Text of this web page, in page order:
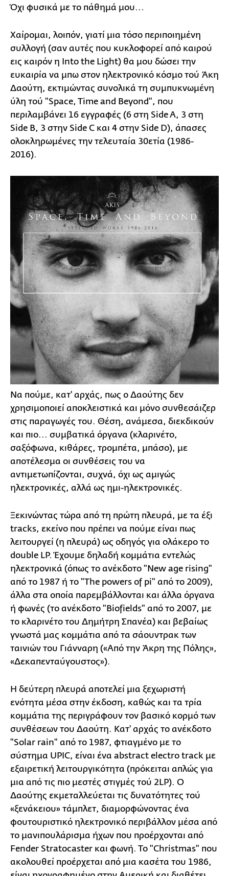
Όχι φυσικά με το πάθημά μου...
Χαίρομαι, λοιπόν, γιατί μια τόσο περιποιημένη
συλλογή (σαν αυτές που κυκλοφορεί από καιρού
εις καιρόν η Into the Light) θα μου δώσει την
ευκαιρία να μπω στον ηλεκτρονικό κόσμο τού Άκη
Δαούτη, εκτιμώντας συνολικά τη συμπυκνωμένη
ύλη τού "Space, Time and Beyond", που
περιλαμβάνει 16 εγγραφές (6 στη Side A, 3 στη
Side B, 3 στην Side C και 4 στην Side D), άπασες
ολοκληρωμένες την τελευταία 30ετία (1986-
2016).
Να πούμε, κατ' αρχάς, πως ο Δαούτης δεν
χρησιμοποιεί αποκλειστικά και μόνο συνθεσάιζερ
στις παραγωγές του. Θέση, ανάμεσα, διεκδικούν
και πιο... συμβατικά όργανα (κλαρινέτο,
σαξόφωνα, κιθάρες, τρομπέτα, μπάσο), με
αποτέλεσμα οι συνθέσεις του να
αντιμετωπίζονται, συχνά, όχι ως αμιγώς
ηλεκτρονικές, αλλά ως ημι-ηλεκτρονικές.
Ξεκινώντας τώρα από τη πρώτη πλευρά, με τα έξι
tracks, εκείνο που πρέπει να πούμε είναι πως
λειτουργεί (η πλευρά) ως οδηγός για ολάκερο το
double LP. Έχουμε δηλαδή κομμάτια εντελώς
ηλεκτρονικά (όπως το ανέκδοτο "New age rising"
από το 1987 ή το "The powers of pi" από το 2009),
άλλα στα οποία παρεμβάλλονται και άλλα όργανα
ή φωνές (το ανέκδοτο "Biofields" από το 2007, με
το κλαρινέτο του Δημήτρη Σπανέα) και βεβαίως
γνωστά μας κομμάτια από τα σάουντρακ των
ταινιών του Γιάνναρη («Από την Άκρη της Πόλης»,
«Δεκαπενταύγουστος»).
Η δεύτερη πλευρά αποτελεί μια ξεχωριστή
ενότητα μέσα στην έκδοση, καθώς και τα τρία
κομμάτια της περιγράφουν τον βασικό κορμό των
συνθέσεων του Δαούτη. Κατ' αρχάς το ανέκδοτο
"Solar rain" από το 1987, φτιαγμένο με το
σύστημα UPIC, είναι ένα abstract electro track με
εξαιρετική λειτουργικότητα (πρόκειται απλώς για
μια από τις πιο μεστές στιγμές τού 2LP). Ο
Δαούτης εκμεταλλεύεται τις δυνατότητες τού
«ξενάκειου» τάμπλετ, διαμορφώνοντας ένα
φουτουριστικό ηλεκτρονικό περιβάλλον μέσα από
το μανιπουλάρισμα ήχων που προέρχονται από
Fender Stratocaster και φωνή. Το "Christmas" που
ακολουθεί προέρχεται από μια κασέτα του 1986,